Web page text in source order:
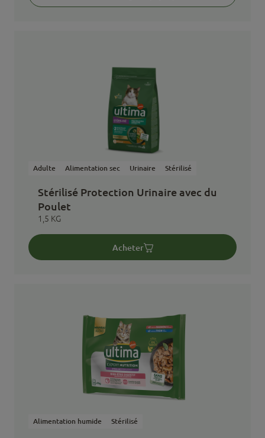
Adulte Alimentation sec Urinaire Stérilisé
Stérilisé Protection Urinaire avec du
Poulet
1,5 KG
Acheter
Alimentation humide Stérilisé